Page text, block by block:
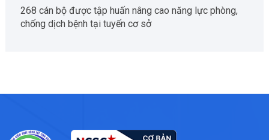
268 cán bộ được tập huấn nâng cao năng lực phòng,
chống dịch bệnh tại tuyến cơ sở